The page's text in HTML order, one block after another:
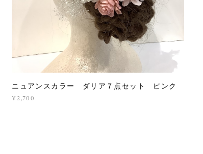
ニュアンスカラー ダリア７点セット ピンク
¥2,700